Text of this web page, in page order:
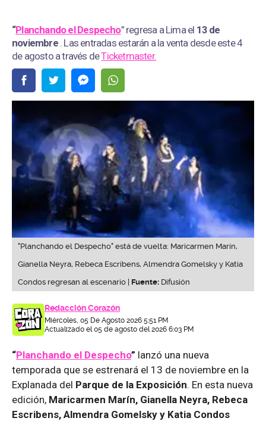
“Planchando el Despecho” regresa a Lima el 13 de
noviembre . Las entradas estarán a la venta desde este 4
de agosto a través deTicketmaster.
"Planchando el Despecho" está de vuelta: Maricarmen Marín,
Gianella Neyra, Rebeca Escribens, Almendra Gomelsky y Katia
Condos regresan al escenario | Fuente: Difusión
Redacción Corazón
Miércoles, 05 De Agosto 2026 5:51 PM
Actualizado el 05 de agosto del 2026 6:03 PM
“Planchando el Despecho” lanzó una nueva
temporada que se estrenará el 13 de noviembre en la
Explanada del Parque de la Exposición. En esta nueva
edición, Maricarmen Marín, Gianella Neyra, Rebeca
Escribens, Almendra Gomelsky y Katia Condos